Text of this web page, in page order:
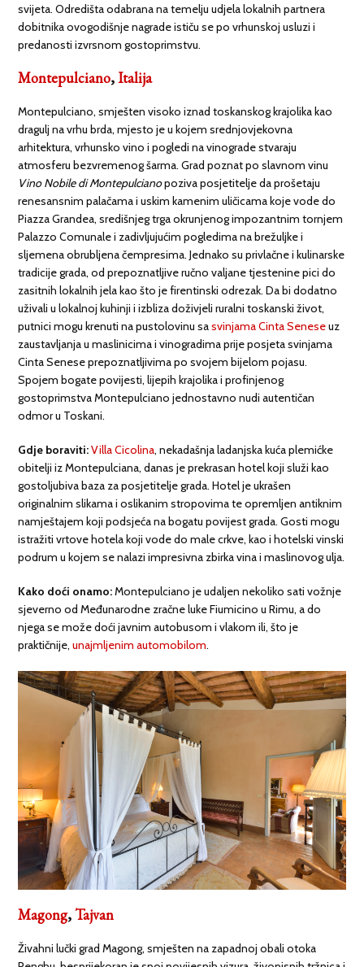
svijeta. Odredišta odabrana na temelju udjela lokalnih partnera
dobitnika ovogodišnje nagrade ističu se po vrhunskoj usluzi i
predanosti izvrsnom gostoprimstvu.
Montepulciano,Italija
Montepulciano, smješten visoko iznad toskanskog krajolika kao
dragulj na vrhu brda, mjesto je u kojem srednjovjekovna
arhitektura, vrhunsko vino i pogledi na vinograde stvaraju
atmosferu bezvremenog šarma. Grad poznat po slavnom vinu
Vino Nobile di Montepulcianopoziva posjetitelje da prošetaju
renesansnim palačama i uskim kamenim uličicama koje vode do
Piazza Grandea, središnjeg trga okrunjenog impozantnim tornjem
Palazzo Comunale i zadivljujućim pogledima na brežuljke i
sljemena obrubljena čempresima. Jednako su privlačne i kulinarske
tradicije grada, od prepoznatljive ručno valjane tjestenine pici do
zasitnih lokalnih jela kao što je firentinski odrezak. Da bi dodatno
uživali u lokalnoj kuhinji i izbliza doživjeli ruralni toskanski život,
putnici mogu krenuti na pustolovinu sasvinjama Cinta Seneseuz
zaustavljanja u maslinicima i vinogradima prije posjeta svinjama
Cinta Senese prepoznatljivima po svojem bijelom pojasu.
Spojem bogate povijesti, lijepih krajolika i profinjenog
gostoprimstva Montepulciano jednostavno nudi autentičan
odmor u Toskani.
Gdje boraviti:Villa Cicolina, nekadašnja ladanjska kuća plemićke
obitelji iz Montepulciana, danas je prekrasan hotel koji služi kao
gostoljubiva baza za posjetitelje grada. Hotel je ukrašen
originalnim slikama i oslikanim stropovima te opremljen antiknim
namještajem koji podsjeća na bogatu povijest grada. Gosti mogu
istražiti vrtove hotela koji vode do male crkve, kao i hotelski vinski
podrum u kojem se nalazi impresivna zbirka vina i maslinovog ulja.
Kako doći onamo:Montepulciano je udaljen nekoliko sati vožnje
sjeverno od Međunarodne zračne luke Fiumicino u Rimu, a do
njega se može doći javnim autobusom i vlakom ili, što je
praktičnije,unajmljenim automobilom.
Magong,Tajvan
Živahni lučki grad Magong, smješten na zapadnoj obali otoka